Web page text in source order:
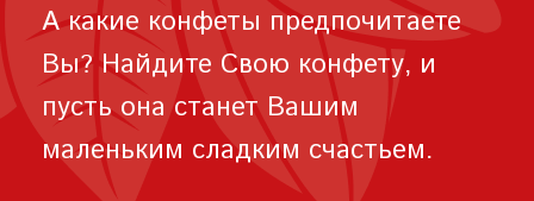
А какие конфеты предпочитаете
Вы? Найдите Свою конфету, и
пусть она станет Вашим
маленьким сладким счастьем.